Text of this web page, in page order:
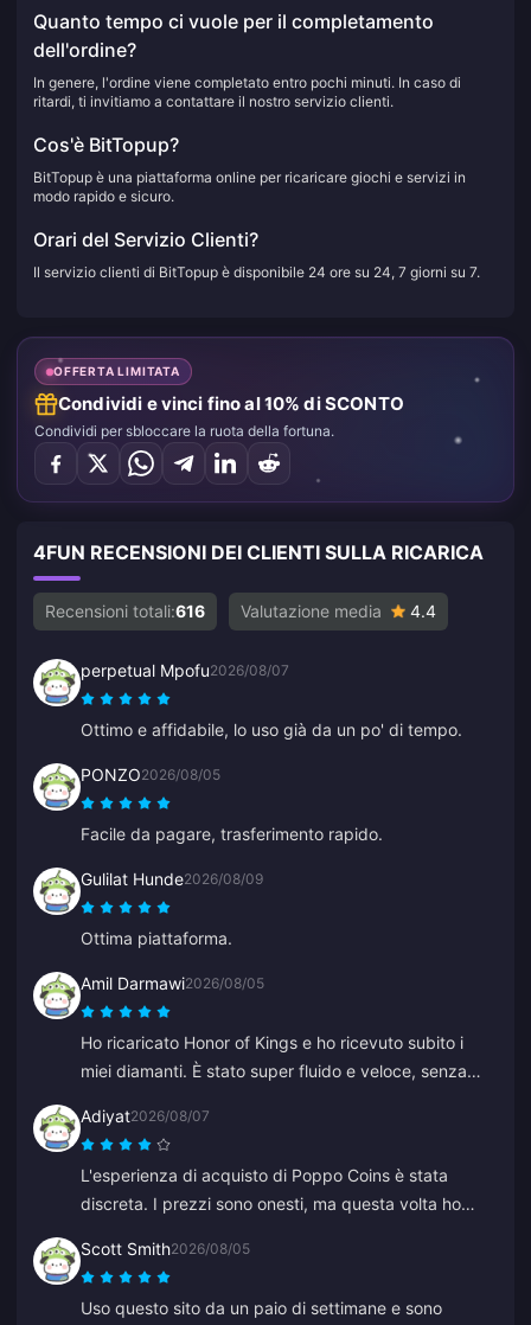
Quanto tempo ci vuole per il completamento
dell'ordine?
In genere, l'ordine viene completato entro pochi minuti. In caso di
ritardi, ti invitiamo a contattare il nostro servizio clienti.
Cos'è BitTopup?
BitTopup è una piattaforma online per ricaricare giochi e servizi in
modo rapido e sicuro.
Orari del Servizio Clienti?
Il servizio clienti di BitTopup è disponibile 24 ore su 24, 7 giorni su 7.
OFFERTA LIMITATA
Condividi e vinci fino al 10% di SCONTO
Condividi per sbloccare la ruota della fortuna.
4FUN RECENSIONI DEI CLIENTI SULLA RICARICA
Recensioni totali:616 Valutazione media 4.4
perpetual Mpofu2026/08/07
Ottimo e affidabile, lo uso già da un po' di tempo.
PONZO2026/08/05
Facile da pagare, trasferimento rapido.
Gulilat Hunde2026/08/09
Ottima piattaforma.
Amil Darmawi2026/08/05
Ho ricaricato Honor of Kings e ho ricevuto subito i
miei diamanti. È stato super fluido e veloce, senza
Adiyat2026/08/07
L'esperienza di acquisto di Poppo Coins è stata
discreta. I prezzi sono onesti, ma questa volta ho
Non è una cattiva scelta, solo non perfetta.
Scott Smith2026/08/05
Uso questo sito da un paio di settimane e sono